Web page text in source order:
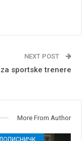
NEXT POST
sportske trenere
More From Author
ЈАЧАЊЕ ДОПИСНИЧКЕ МРЕЖЕ НЕЗАВИСНИХ МЕДИЈА У РАСИНСКОМ ОКРУГУ